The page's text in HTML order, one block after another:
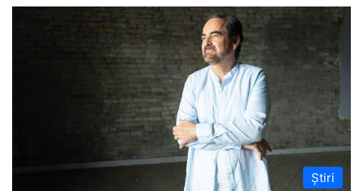
Știri